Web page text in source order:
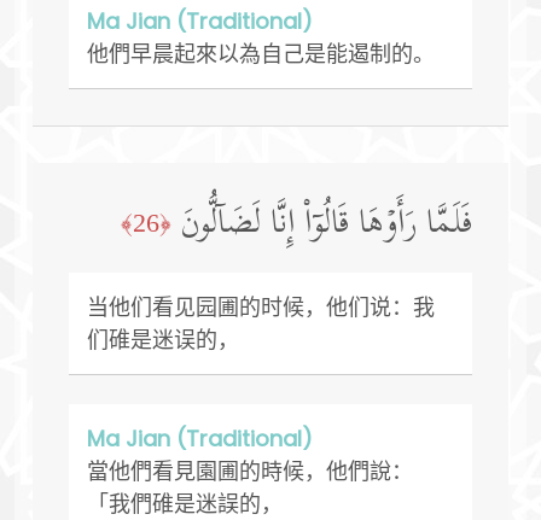
Ma Jian (Traditional)
他們早晨起來以為自己是能遏制的。
فَلَمَّا رَأَوۡهَا قَالُوۤا۟ إِنَّا لَضَاۤلُّونَ ﴿26﴾
当他们看见园圃的时候，他们说：我
们碓是迷误的，
Ma Jian (Traditional)
當他們看見園圃的時候，他們說：
「我們碓是迷誤的，